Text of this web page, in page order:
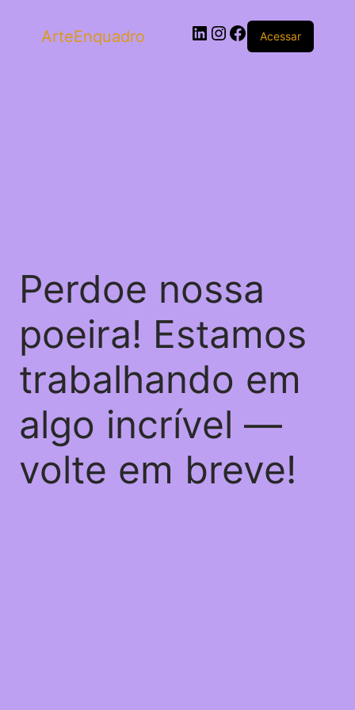
ArteEnquadro Acessar
Perdoe nossa
poeira! Estamos
trabalhando em
algo incrível —
volte em breve!